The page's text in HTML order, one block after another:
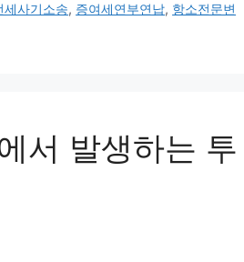
세사기소송, 증여세연부연납, 항소전문변
서 발생하는 투